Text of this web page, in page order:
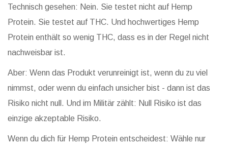
Technisch gesehen: Nein. Sie testet nicht auf Hemp
Protein. Sie testet auf THC. Und hochwertiges Hemp
Protein enthält so wenig THC, dass es in der Regel nicht
nachweisbar ist.
Aber: Wenn das Produkt verunreinigt ist, wenn du zu viel
nimmst, oder wenn du einfach unsicher bist - dann ist das
Risiko nicht null. Und im Militär zählt: Null Risiko ist das
einzige akzeptable Risiko.
Wenn du dich für Hemp Protein entscheidest: Wähle nur